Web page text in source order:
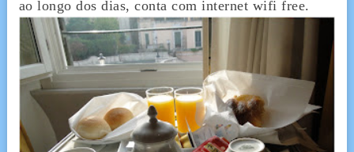
ao longo dos dias, conta com internet wifi free.